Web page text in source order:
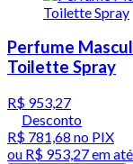
Perfume
Toilette Spray
R$ 953,27
Desconto
R$ 781,68 no PIX
ou R$ 953,27em até